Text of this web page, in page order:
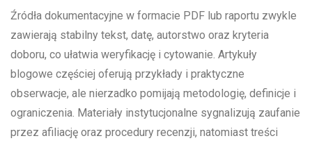
Źródła dokumentacyjne w formacie PDF lub raportu zwykle
zawierają stabilny tekst, datę, autorstwo oraz kryteria
doboru, co ułatwia weryfikację i cytowanie. Artykuły
blogowe częściej oferują przykłady i praktyczne
obserwacje, ale nierzadko pomijają metodologię, definicje i
ograniczenia. Materiały instytucjonalne sygnalizują zaufanie
przez afiliację oraz procedury recenzji, natomiast treści